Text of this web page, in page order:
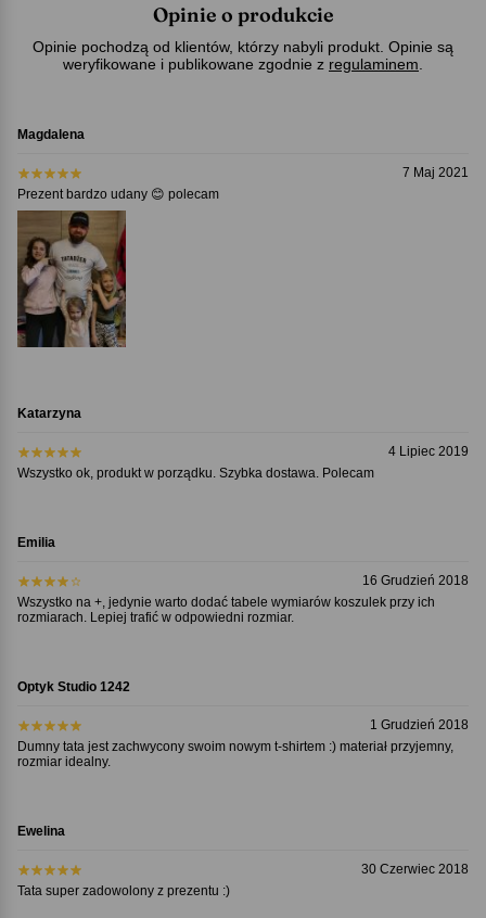
Opinie o produkcie
Opinie pochodzą od klientów, którzy nabyli produkt. Opinie są
weryfikowane i publikowane zgodnie z regulaminem
Magdalena
7 Maj 2021
Prezent bardzo udany 😊 polecam
Katarzyna
4 Lipiec 2019
Wszystko ok, produkt w porządku. Szybka dostawa. Polecam
Emilia
16 Grudzień 2018
Wszystko na +, jedynie warto dodać tabele wymiarów koszulek przy ich
rozmiarach. Lepiej trafić w odpowiedni rozmiar.
Optyk Studio 1242
1 Grudzień 2018
Dumny tata jest zachwycony swoim nowym t-shirtem :) materiał przyjemny,
rozmiar idealny.
Ewelina
30 Czerwiec 2018
Tata super zadowolony z prezentu :)